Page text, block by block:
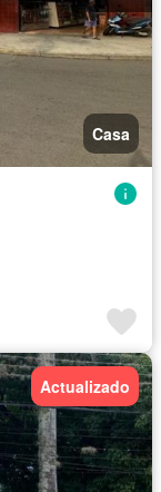
Casa
Actualizado